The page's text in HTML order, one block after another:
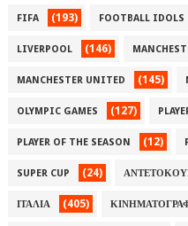
FIFA (193) FOOTBALL IDOLS
LIVERPOOL (146)
MANCHESTER UNITED (145)
OLYMPIC GAMES (127)
PLAYER OF THE SEASON (12)
SUPER CUP (24)
ΙΤΑΛΙΑ (405)